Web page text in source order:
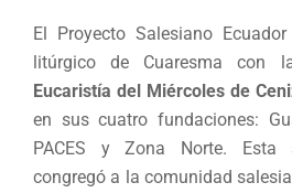
El Proyecto Salesiano
litúrgico de Cuaresma con
Eucaristía del Miércoles de
en sus cuatro fundaciones:
PACES y Zona Norte. Esta
congregó a la comunidad